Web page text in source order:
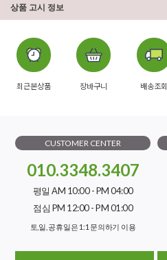
상품 고시 정보
최근본상품 장바구니 배송조회
CUSTOMER CENTER
010.3348.3407
평일 AM 10:00 - PM 04:00
점심 PM 12:00 - PM 01:00
토,일, 공휴일은 1:1 문의하기 이용